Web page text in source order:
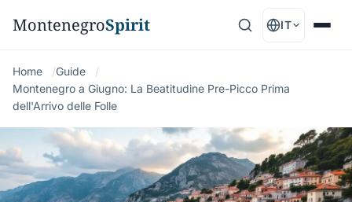
MontenegroSpirit IT
Home
Guide
Montenegro a Giugno: La Beatitudine Pre-Picco Prima
dell'Arrivo delle Folle